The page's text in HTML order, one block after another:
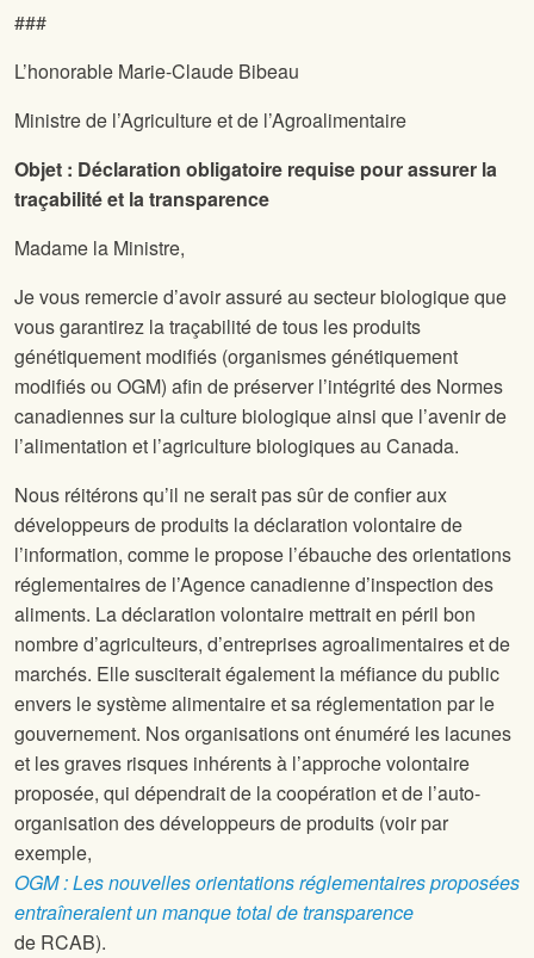
###
L’honorable Marie-Claude Bibeau
Ministre de l’Agriculture et de l’Agroalimentaire
Objet : Déclaration obligatoire requise pour assurer la
traçabilité et la transparence
Madame la Ministre,
Je vous remercie d’avoir assuré au secteur biologique que
vous garantirez la traçabilité de tous les produits
génétiquement modifiés (organismes génétiquement
modifiés ou OGM) afin de préserver l’intégrité des Normes
canadiennes sur la culture biologique ainsi que l’avenir de
l’alimentation et l’agriculture biologiques au Canada.
Nous réitérons qu’il ne serait pas sûr de confier aux
développeurs de produits la déclaration volontaire de
l’information, comme le propose l’ébauche des orientations
réglementaires de l’Agence canadienne d’inspection des
aliments. La déclaration volontaire mettrait en péril bon
nombre d’agriculteurs, d’entreprises agroalimentaires et de
marchés. Elle susciterait également la méfiance du public
envers le système alimentaire et sa réglementation par le
gouvernement. Nos organisations ont énuméré les lacunes
et les graves risques inhérents à l’approche volontaire
proposée, qui dépendrait de la coopération et de l’auto-
organisation des développeurs de produits (voir par
exemple,
OGM : Les nouvelles orientations réglementaires proposées
entraîneraient un manque total de transparence
de RCAB).